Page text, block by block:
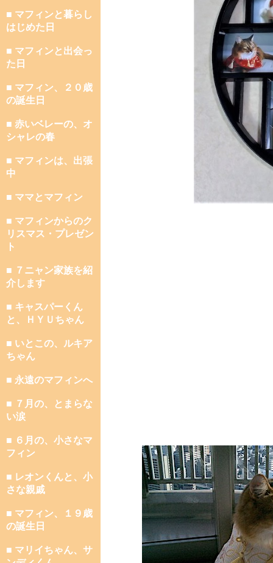
■ マフィンと暮らし
はじめた日
■ マフィンと出会っ
た日
■ マフィン、２０歳
の誕生日
■ 赤いベレーの、オ
シャレの春
■ マフィンは、出張
中
■ ママとマフィン
■ マフィンからのク
リスマス・プレゼン
ト
■ ７ニャン家族を紹
介します
■ キャスパーくん
と、ＨＹＵちゃん
■ いとこの、ルキア
ちゃん
■ 永遠のマフィンへ
■ ７月の、とまらな
い涙
■ ６月の、小さなマ
フィン
■ レオンくんと、小
さな親戚
■ マフィン、１９歳
の誕生日
■ マリイちゃん、サ